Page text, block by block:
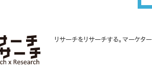
リサーチをリサーチする。マーケタ